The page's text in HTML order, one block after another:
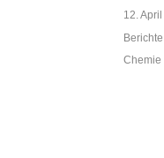
am
12.
Chemie